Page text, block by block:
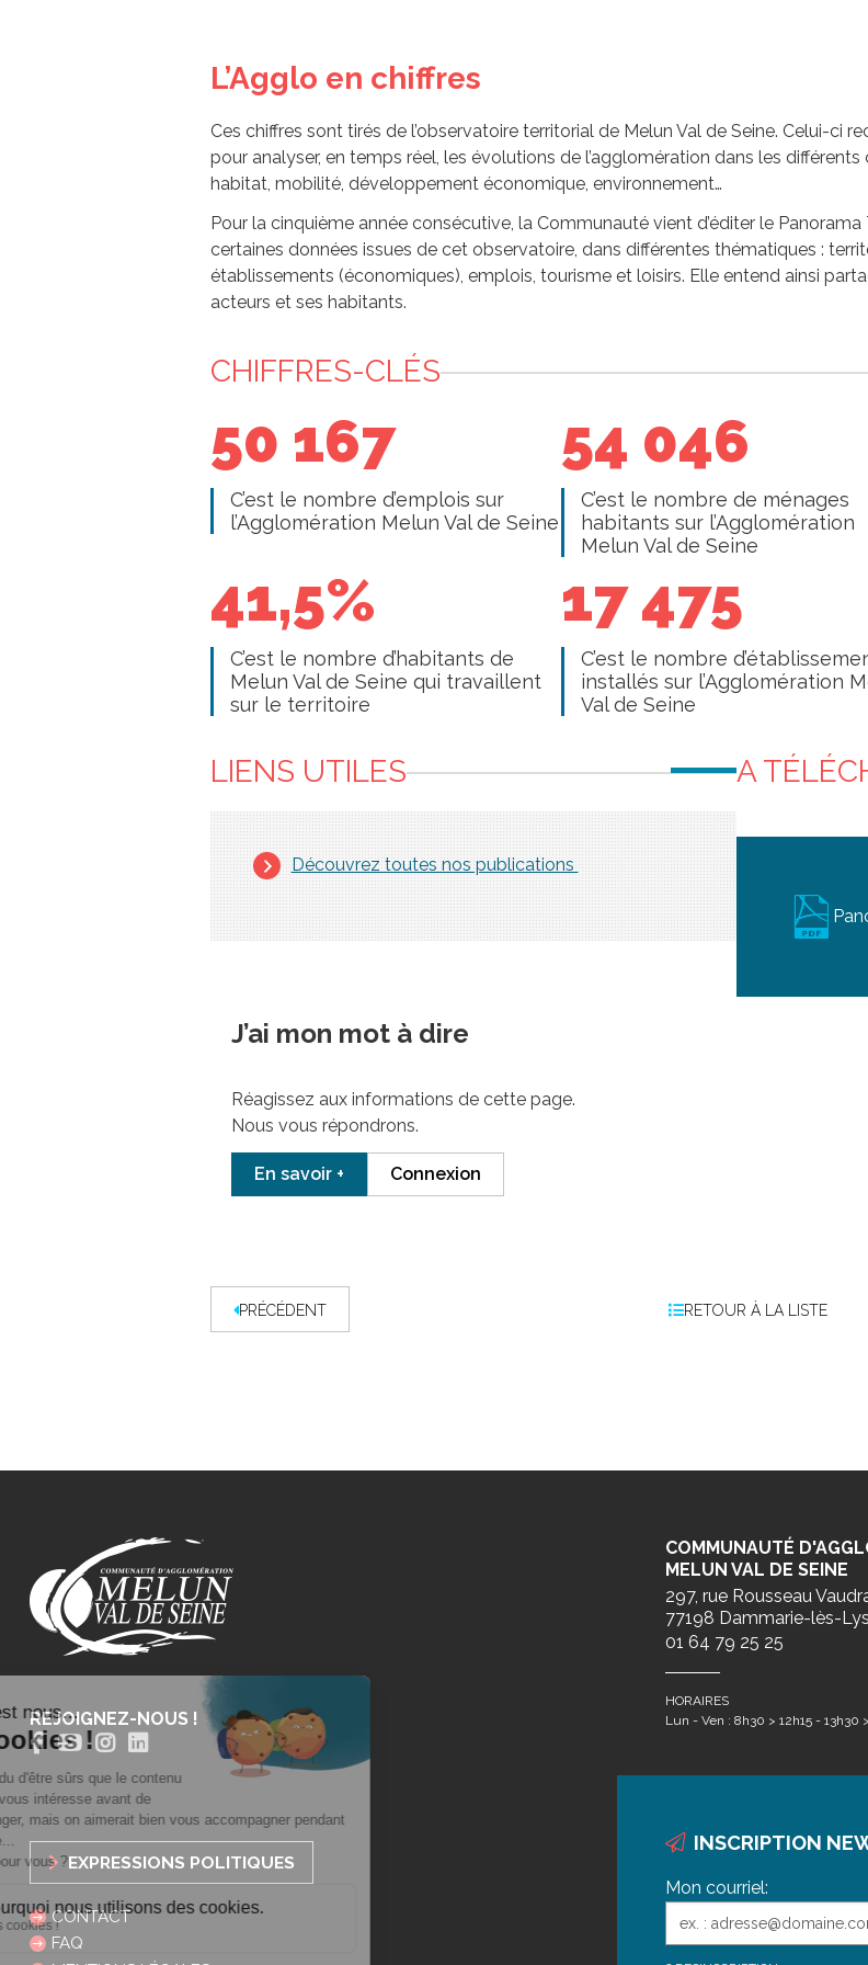
L’Agglo en chiffres
Ces chiffres sont tirés de l’observatoire territorial de Melun Val de Seine. Celui-ci
pour analyser, en temps réel, les évolutions de l’agglomération dans les
habitat, mobilité, développement économique, environnement…
Pour la cinquième année consécutive, la Communauté vient d’éditer le
certaines données issues de cet observatoire, dans différentes thématiques :
établissements (économiques), emplois, tourisme et loisirs. Elle entend ainsi
acteurs et ses habitants.
CHIFFRES-CLÉS
50 167
C’est le nombre d’emplois sur
l’Agglomération Melun Val de Seine
54 046
C’est le nombre de ménages
habitants sur l’Agglomération
Melun Val de Seine
41,5%
C’est le nombre d’habitants de
Melun Val de Seine qui travaillent
sur le territoire
17 475
C’est le nombre
installés sur l’Agglomération
Val de Seine
LIENS UTILES
Découvrez toutes nos publications
A
J’ai mon mot à dire
Réagissez aux informations de cette page.
Nous vous répondrons.
En savoir + Connexion
PRÉCÉDENT RETOUR À LA LISTE
REJOIGNEZ-NOUS !
COMMUNAUTÉ
MELUN VAL DE SEINE
297, rue Rousseau
77198 Dammarie-lès-
01 64 79 25 25
HORAIRES
Lun - Ven : 8h30 > 12h15 - 13h30
EXPRESSIONS POLITIQUES
CONTACT
FAQ
INSCRIPTION
Mon courriel: